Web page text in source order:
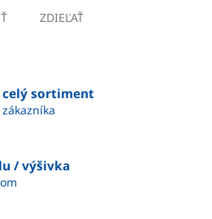
ZDIEĽAŤ
celý sortiment
/ výšivka